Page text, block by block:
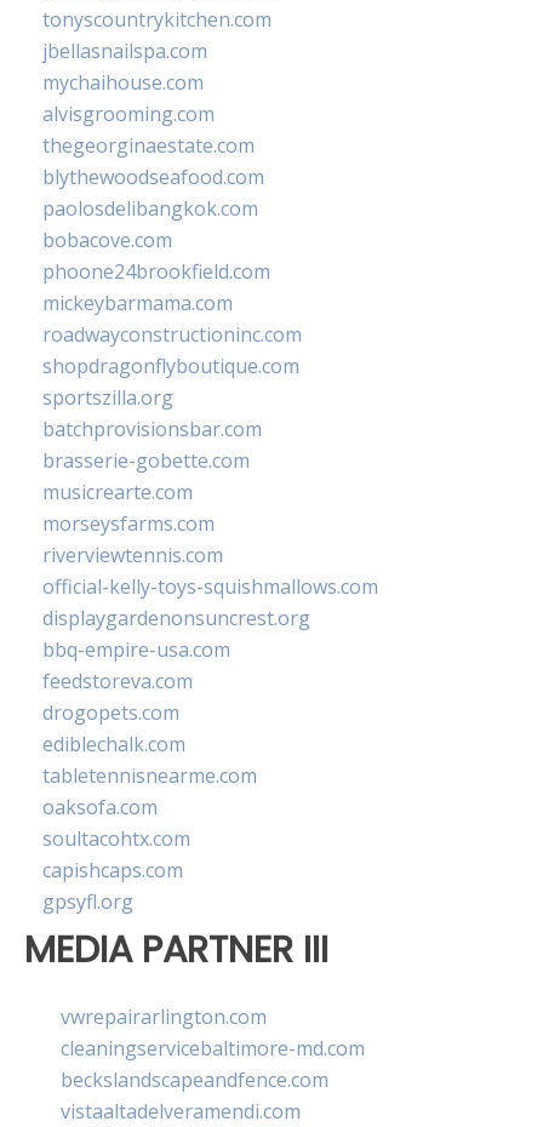
tonyscountrykitchen.com
jbellasnailspa.com
mychaihouse.com
alvisgrooming.com
thegeorginaestate.com
blythewoodseafood.com
paolosdelibangkok.com
bobacove.com
phoone24brookfield.com
mickeybarmama.com
roadwayconstructioninc.com
shopdragonflyboutique.com
sportszilla.org
batchprovisionsbar.com
brasserie-gobette.com
musicrearte.com
morseysfarms.com
riverviewtennis.com
official-kelly-toys-squishmallows.com
displaygardenonsuncrest.org
bbq-empire-usa.com
feedstoreva.com
drogopets.com
ediblechalk.com
tabletennisnearme.com
oaksofa.com
soultacohtx.com
capishcaps.com
gpsyfl.org
MEDIA PARTNER III
vwrepairarlington.com
cleaningservicebaltimore-md.com
beckslandscapeandfence.com
vistaaltadelveramendi.com